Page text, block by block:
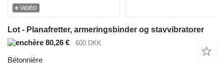
VIDÉO
Lot - Planafretter, armeringsbinder og stavvibratorer
80,26 €
600 DKK
Bétonnière